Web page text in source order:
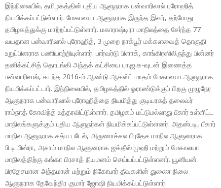
இந்நிலையில், தமிழகத்தின் புதிய ஆளுநராக பன்வாரிலால் புரோஹித்
நியமிக்கப்பட்டுள்ளார். மேகாலயா ஆளுநராக இருந்த இவர், தற்போது
தமிழகத்துக்கு மாற்றப்பட்டுள்ளார். மகாராஷ்டிரா மாநிலத்தை சேர்ந்த 77
வயதான பன்வாரிலால் புரோஹித், 3 முறை நாக்பூர் மக்களவைத் தொகுதி
உறுப்பினராக பணியாற்றியுள்ளார். பார்வர்டு பிளாக், காங்கிரஸிலிருந்து பின்னர்
தனிக்கட்சித் தொடங்கி அந்தக் கட்சியை பா.ஜ.க-வுடன் இணைத்த
பன்வாரிலால், கடந்த 2016-ம் ஆண்டு ஆகஸ்ட் மாதம் மேகாலயா ஆளுநராக
நியமிக்கப்பட்டார். இந்நிலையில், தமிழகத்தில் ஓராண்டுக்குப் பிறகு முழுநேர
ஆளுநராக பன்வாரிலால் புரோஹித்தை நியமித்து குடியரசுத் தலைவர்
ராம்நாத் கோவிந்த் உத்தரவிட்டுள்ளார். தமிழகம் மட்டுமல்லாது பீகார் உள்ளிட்ட
மாநிலங்களுக்கும் புதிய ஆளுநர்கள் நியமிக்கப்பட்டுள்ளனர். அதன்படி, பீகார்
மாநில ஆளுநராக சத்ய படேல், அருணாச்சல பிரதேச மாநில ஆளுனராக
பி.டி.மிஸ்ரா, அசாம் மாநில ஆளுனராக ஜக்தீஸ் முஹி மற்றும் மேகாலயா
மாநிலத்திற்கு கங்கா பிரசாத் நியமனம் செய்யப்பட்டுள்ளனர். யூனியன்
பிரதேசமான அந்தமான் மற்றும் நிகோபார் தீவுகளின் துணை நிலை
ஆளுநராக தேவேந்திர குமார் ஜோஷி நியமிக்கப்பட்டுள்ளார்.